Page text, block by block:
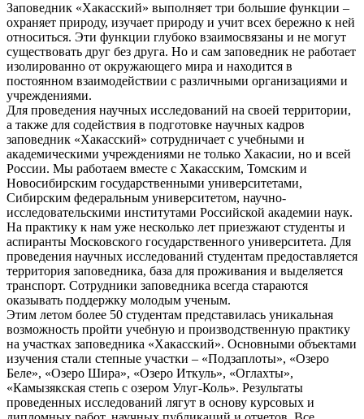
Заповедник «Хакасский» выполняет три большие функции –
охраняет природу, изучает природу и учит всех бережно к ней
относиться. Эти функции глубоко взаимосвязаны и не могут
существовать друг без друга. Но и сам заповедник не работает
изолированно от окружающего мира и находится в
постоянном взаимодействии с различными организациями и
учреждениями.
Для проведения научных исследований на своей территории,
а также для содействия в подготовке научных кадров
заповедник «Хакасский» сотрудничает с учебными и
академическими учреждениями не только Хакасии, но и всей
России. Мы работаем вместе с Хакасским, Томским и
Новосибирским государственными университетами,
Сибирским федеральным университетом, научно-
исследовательскими институтами Российской академии наук.
На практику к нам уже несколько лет приезжают студенты и
аспиранты Московского государственного университета. Для
проведения научных исследований студентам предоставляется
территория заповедника, база для проживания и выделяется
транспорт. Сотрудники заповедника всегда стараются
оказывать поддержку молодым ученым.
Этим летом более 50 студентам представилась уникальная
возможность пройти учебную и производственную практику
на участках заповедника «Хакасский». Основными объектами
изучения стали степные участки – «Подзаплоты», «Озеро
Беле», «Озеро Шира», «Озеро Иткуль», «Оглахты»,
«Камызякская степь с озером Улуг-Коль». Результаты
проведенных исследований лягут в основу курсовых и